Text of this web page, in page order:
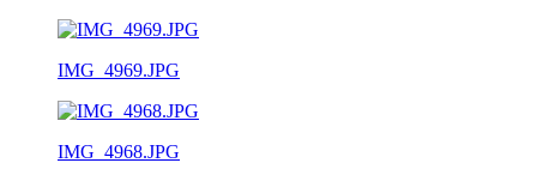
IMG_4969.JPG
IMG_4968.JPG